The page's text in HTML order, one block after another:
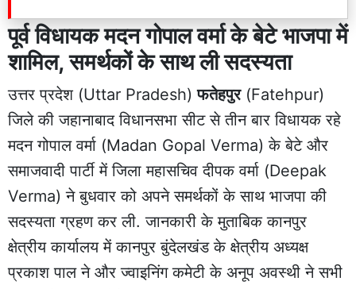
पूर्व विधायक मदन गोपाल वर्मा के बेटे भाजपा में
शामिल, समर्थकों के साथ ली सदस्यता
उत्तर प्रदेश (Uttar Pradesh)फतेहपुर(Fatehpur)
जिले की जहानाबाद विधानसभा सीट से तीन बार विधायक रहे
मदन गोपाल वर्मा (Madan Gopal Verma) के बेटे और
समाजवादी पार्टी में जिला महासचिव दीपक वर्मा (Deepak
Verma) ने बुधवार को अपने समर्थकों के साथ भाजपा की
सदस्यता ग्रहण कर ली. जानकारी के मुताबिक कानपुर
क्षेत्रीय कार्यालय में कानपुर बुंदेलखंड के क्षेत्रीय अध्यक्ष
प्रकाश पाल ने और ज्वाइनिंग कमेटी के अनूप अवस्थी ने सभी